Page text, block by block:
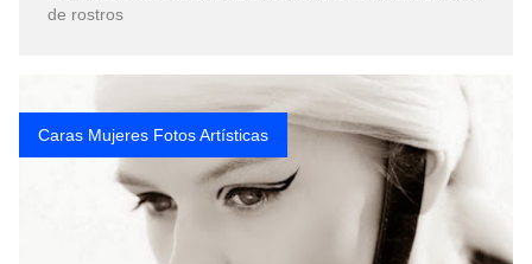
Que significan los cuadros de negras africanas?
de rostros
Caras Mujeres Fotos Artísticas